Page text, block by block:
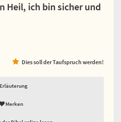
Heil, ich bin sicher und
Dies soll der Taufspruch werden!
Erläuterung
Merken